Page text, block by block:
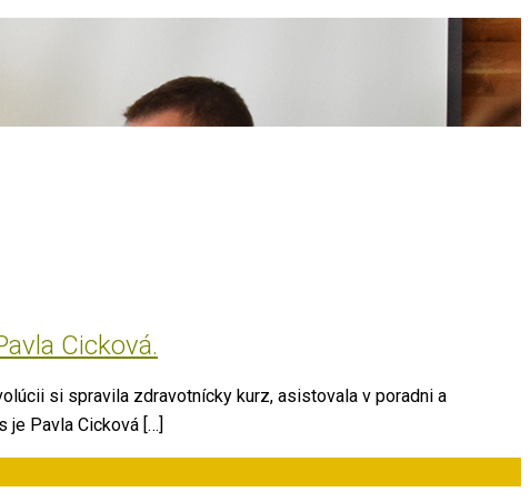
Cicková.
si spravila zdravotnícky kurz, asistovala v poradni a
je Pavla Cicková […]